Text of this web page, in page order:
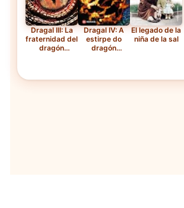
Dragal III: La
fraternidad del
dragón
juvenil) —
Dragal IV: A
estirpe do
dragón
XOGO)
El legado de la
niña de la sal